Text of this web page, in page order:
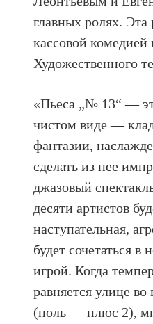
главных ролях. Эта
кассовой комедией
Художественного
«Пьеса „№ 13“ —
чистом виде —
фантазии,
сделать из нее
джазовый
десяти артистов
наступательная,
будет сочетаться в
игрой. Когда
равняется улице
(ноль — плюс 2),